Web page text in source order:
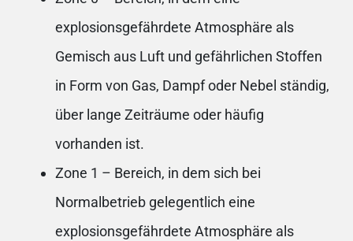
explosionsgefährdete Atmosphäre als
Gemisch aus Luft und gefährlichen Stoffen
in Form von Gas, Dampf oder Nebel ständig,
über lange Zeiträume oder häufig
vorhanden ist.
Zone 1 – Bereich, in dem sich bei
Normalbetrieb gelegentlich eine
explosionsgefährdete Atmosphäre als